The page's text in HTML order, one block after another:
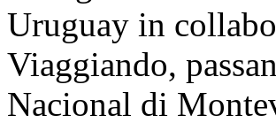
Uruguay in
Viaggiando,
Nacional di